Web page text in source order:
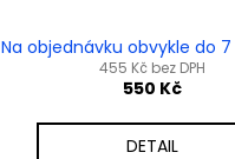
Na objednávku obvykle do
455 Kč bez DPH
550 Kč
DETAIL